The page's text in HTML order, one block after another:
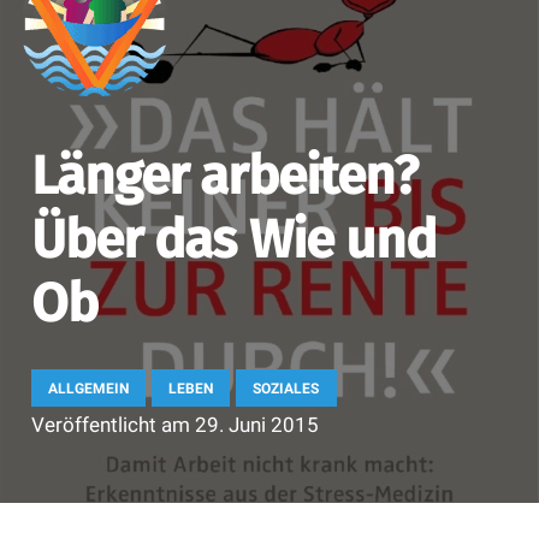
Länger arbeiten?
Über das Wie und
Ob
ALLGEMEIN LEBEN SOZIALES
Veröffentlicht am 29. Juni 2015